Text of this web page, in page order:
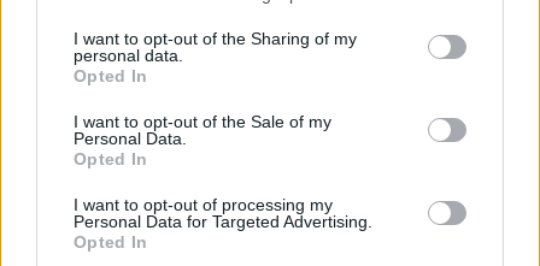
I want to opt-out of the Sharing of my
personal data.
Opted In
I want to opt-out of the Sale of my
Personal Data.
Opted In
I want to opt-out of processing my
Personal Data for Targeted Advertising.
Opted In